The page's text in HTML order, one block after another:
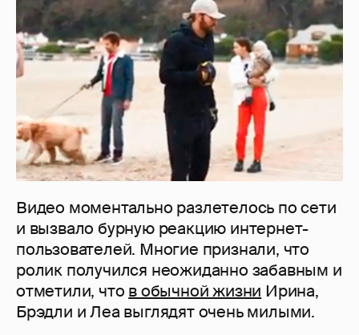
Видео моментально разлетелось по сети
и вызвало бурную реакцию интернет-
пользователей. Многие признали, что
ролик получился неожиданно забавным и
отметили, что в обычной жизни Ирина,
Брэдли и Леа выглядят очень милыми.